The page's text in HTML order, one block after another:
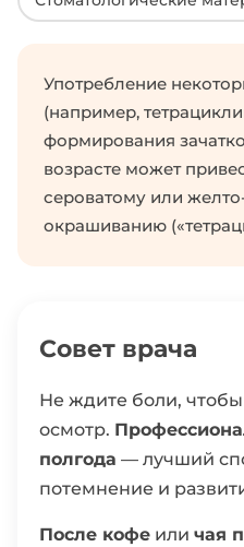
Употребление
(например,
формирования
возрасте может
сероватому или
окрашиванию
Совет врача
Не ждите боли, чтобы
осмотр.
полгода — лучший
потемнение и
После кофе или чая